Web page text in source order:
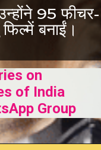
95 फीचर-
बनाईं।
on
of India
Group